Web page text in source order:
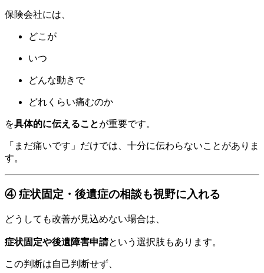
保険会社には、
どこが
いつ
どんな動きで
どれくらい痛むのか
を具体的に伝えることが重要です。
「まだ痛いです」だけでは、十分に伝わらないことがありま
す。
④ 症状固定・後遺症の相談も視野に入れる
どうしても改善が見込めない場合は、
症状固定や後遺障害申請という選択肢もあります。
この判断は自己判断せず、